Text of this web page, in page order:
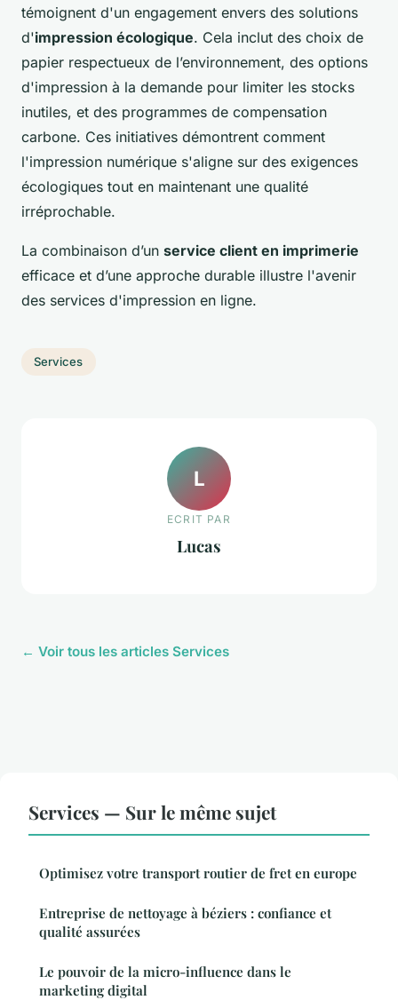
témoignent d'un engagement envers des solutions
d'impression écologique. Cela inclut des choix de
papier respectueux de l’environnement, des options
d'impression à la demande pour limiter les stocks
inutiles, et des programmes de compensation
carbone. Ces initiatives démontrent comment
l'impression numérique s'aligne sur des exigences
écologiques tout en maintenant une qualité
irréprochable.
La combinaison d’un service client en imprimerie
efficace et d’une approche durable illustre l'avenir
des services d'impression en ligne.
Services
L
ECRIT PAR
Lucas
← Voir tous les articles Services
Services — Sur le même sujet
Optimisez votre transport routier de fret en europe
Entreprise de nettoyage à béziers : confiance et
qualité assurées
Le pouvoir de la micro-influence dans le
marketing digital